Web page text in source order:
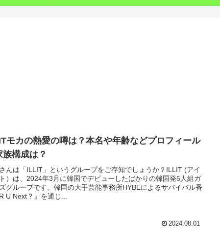
モカの熱愛の噂は？本名や年齢などプロフィール
族構成は？
んは「ILLIT」というグループをご存知でしょうか？ILLIT (アイ
）は、2024年3月に韓国でデビューしたばかりの韓国発5人組ガ
グループです。韓国の大手芸能事務所HYBEによるサバイバル番
U Next？』を通じ...
2024.08.01